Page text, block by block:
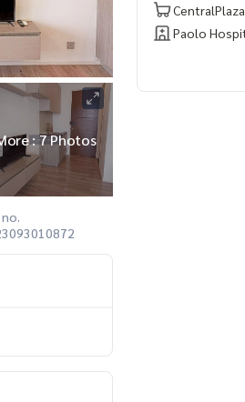
: 7 Photos
Paolo